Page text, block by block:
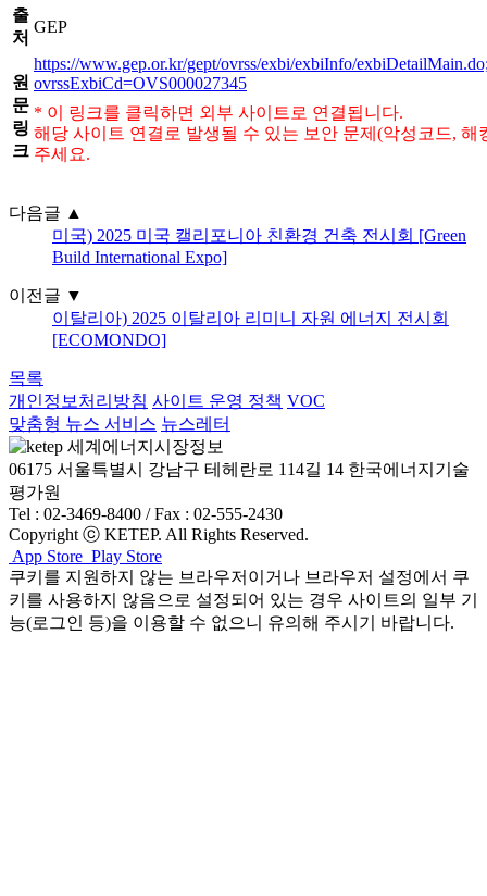
출
처
GEP
원
문
링
크
https://www.gep.or.kr/gept/ovrss/exbi/exbiInfo/
ovrssExbiCd=OVS000027345
* 이 링크를 클릭하면 외부 사이트로 연결됩니다.
해당 사이트 연결로 발생될 수 있는 보안 문제(악성코드,
주세요.
다음글 ▲
미국) 2025 미국 캘리포니아 친환경 건축 전시회 [Green
Build International Expo]
이전글 ▼
이탈리아) 2025 이탈리아 리미니 자원 에너지 전시회
[ECOMONDO]
목록
개인정보처리방침 사이트 운영 정책 VOC
맞춤형 뉴스 서비스 뉴스레터
06175 서울특별시 강남구 테헤란로 114길 14 한국에너지기술
평가원
Tel : 02-3469-8400 / Fax : 02-555-2430
Copyright ⓒ KETEP. All Rights Reserved.
App Store Play Store
쿠키를 지원하지 않는 브라우저이거나 브라우저 설정에서 쿠
키를 사용하지 않음으로 설정되어 있는 경우 사이트의 일부 기
능(로그인 등)을 이용할 수 없으니 유의해 주시기 바랍니다.